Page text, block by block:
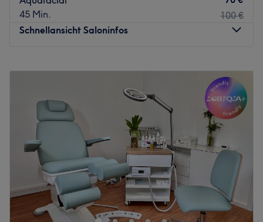
45 Min.
100 €
Schnellansicht Saloninfos
19:00
19:00
Donnerstag
–19:00
Freitag
–19:00
19:00
Sonntag
Geschlossen
Willkommen bei Beauty Angels & Academy, deinem
erstklassigen Studio für Schönheit, Ästhetik &
Weiterbildung in Düsseldorf Friedrichstadt. Nimm dir eine
Auszeit vom hektischen Alltag und lass dich bei einer der